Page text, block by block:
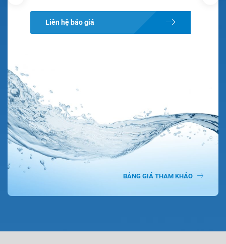
Liên hệ báo giá
BẢNG GIÁ THAM KHẢO